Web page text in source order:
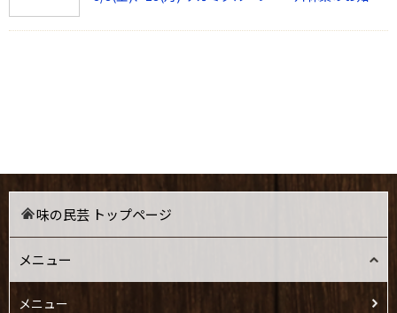
味の民芸 トップページ
メニュー
メニュー